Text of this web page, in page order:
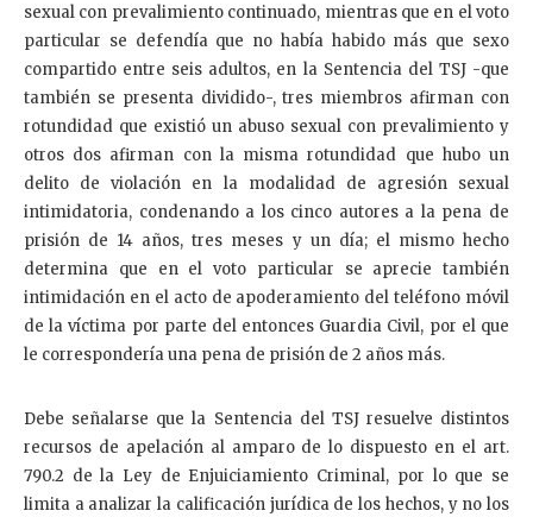
sexual con prevalimiento continuado, mientras que en el voto
particular se defendía que no había habido más que sexo
compartido entre seis adultos, en la Sentencia del TSJ -que
también se presenta dividido-, tres miembros afirman con
rotundidad que existió un abuso sexual con prevalimiento y
otros dos afirman con la misma rotundidad que hubo un
delito de violación en la modalidad de agresión sexual
intimidatoria, condenando a los cinco autores a la pena de
prisión de 14 años, tres meses y un día; el mismo hecho
determina que en el voto particular se aprecie también
intimidación en el acto de apoderamiento del teléfono móvil
de la víctima por parte del entonces Guardia Civil, por el que
le correspondería una pena de prisión de 2 años más.
Debe señalarse que la Sentencia del TSJ resuelve distintos
recursos de apelación al amparo de lo dispuesto en el art.
790.2 de la Ley de Enjuiciamiento Criminal, por lo que se
limita a analizar la calificación jurídica de los hechos, y no los